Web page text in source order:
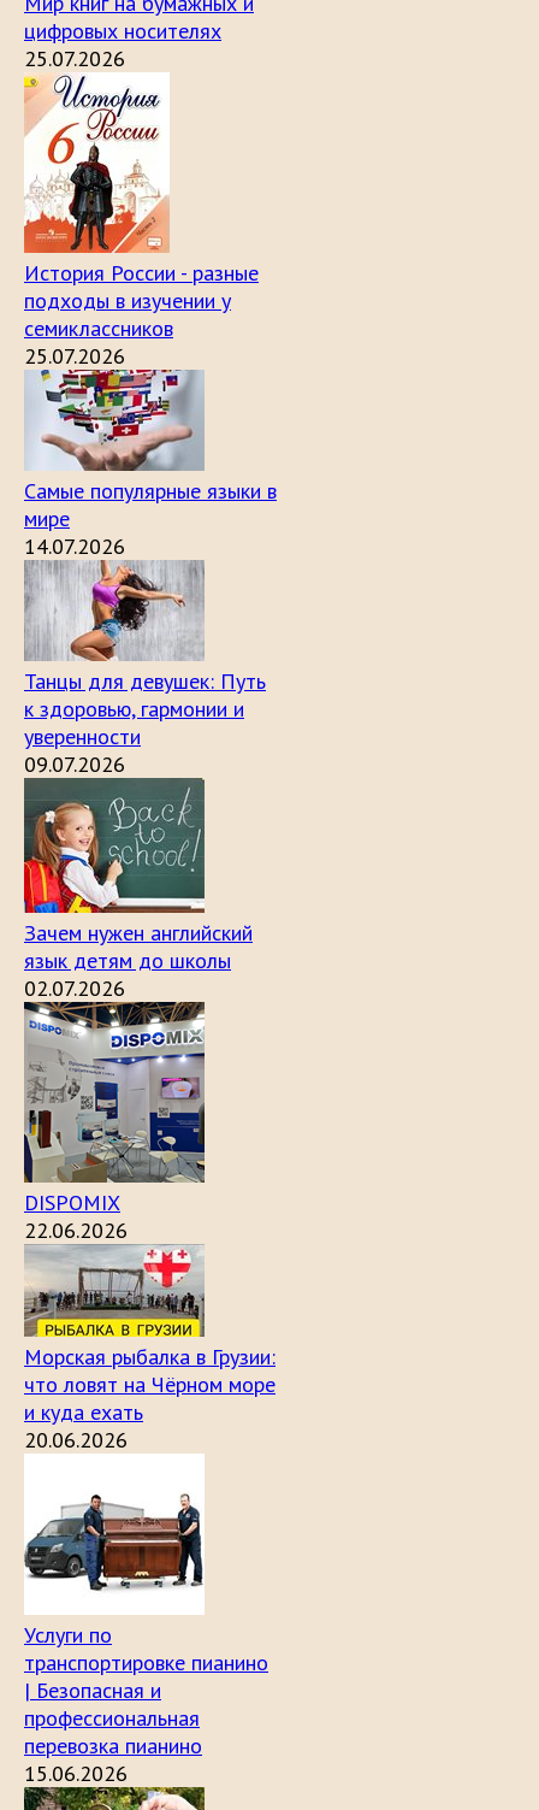
цифровых носителях
25.07.2026
История России - разные
подходы в изучении у
семиклассников
25.07.2026
Самые популярные языки в
мире
14.07.2026
Танцы для девушек: Путь
к здоровью, гармонии и
уверенности
09.07.2026
Зачем нужен английский
язык детям до школы
02.07.2026
DISPOMIX
22.06.2026
Морская рыбалка в Грузии:
что ловят на Чёрном море
и куда ехать
20.06.2026
Услуги по
транспортировке пианино
| Безопасная и
профессиональная
перевозка пианино
15.06.2026